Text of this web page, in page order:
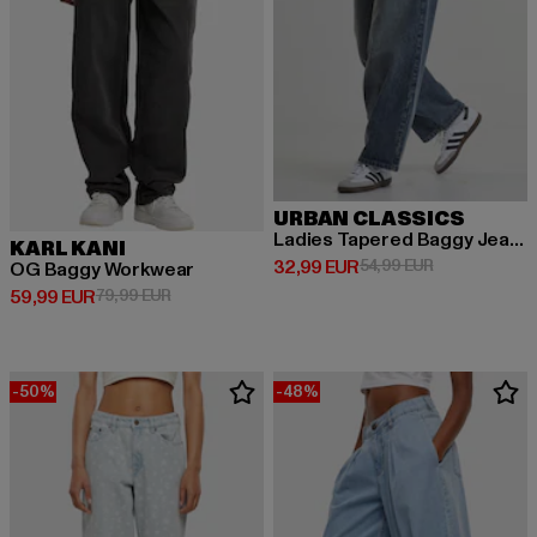
KARL KANI
OG Baggy Workwear
59,99 EUR
Derzeitiger Preis: 59,99 EUR
79,99 EURAktionspreis: 79,99 EUR
URBAN CLASSICS
Ladies Tapered Baggy Jeans
32,99 EUR
Derzeitiger Preis: 32,99 EUR
54,99 EURAktionspreis:
-50% -48%